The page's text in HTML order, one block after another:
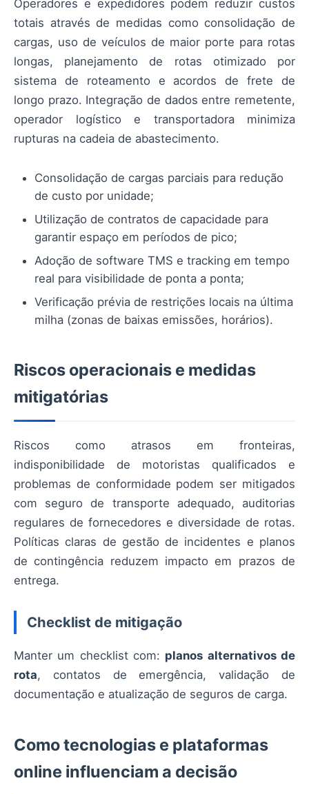
Operadores e expedidores podem reduzir custos
totais através de medidas como consolidação de
cargas, uso de veículos de maior porte para rotas
longas, planejamento de rotas otimizado por
sistema de roteamento e acordos de frete de
longo prazo. Integração de dados entre remetente,
operador logístico e transportadora minimiza
rupturas na cadeia de abastecimento.
Consolidação de cargas parciais para redução
de custo por unidade;
Utilização de contratos de capacidade para
garantir espaço em períodos de pico;
Adoção de software TMS e tracking em tempo
real para visibilidade de ponta a ponta;
Verificação prévia de restrições locais na última
milha (zonas de baixas emissões, horários).
Riscos operacionais e medidas
mitigatórias
Riscos como atrasos em fronteiras,
indisponibilidade de motoristas qualificados e
problemas de conformidade podem ser mitigados
com seguro de transporte adequado, auditorias
regulares de fornecedores e diversidade de rotas.
Políticas claras de gestão de incidentes e planos
de contingência reduzem impacto em prazos de
entrega.
Checklist de mitigação
Manter um checklist com: planos alternativos de
rota, contatos de emergência, validação de
documentação e atualização de seguros de carga.
Como tecnologias e plataformas
online influenciam a decisão